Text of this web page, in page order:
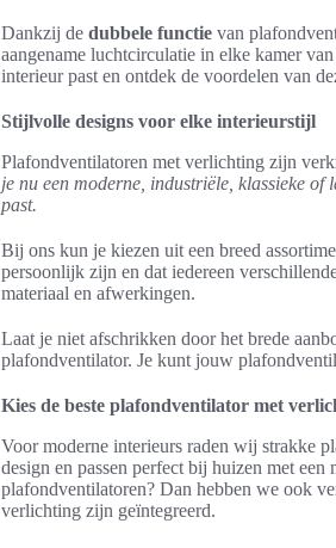
Dankzij de dubbele functie van
aangename luchtcirculatie in elke kamer
interieur past en ontdek de voordelen van
Stijlvolle designs voor elke interieurstijl
Plafondventilatoren met verlichting zijn
je nu een moderne, industriële, klassieke
past.
Bij ons kun je kiezen uit een breed
persoonlijk zijn en dat iedereen
materiaal en afwerkingen.
Laat je niet afschrikken door het brede
plafondventilator. Je kunt jouw
Kies de beste plafondventilator met
Voor moderne interieurs raden wij strakke
design en passen perfect bij huizen met
plafondventilatoren? Dan hebben we ook
verlichting zijn geïntegreerd.